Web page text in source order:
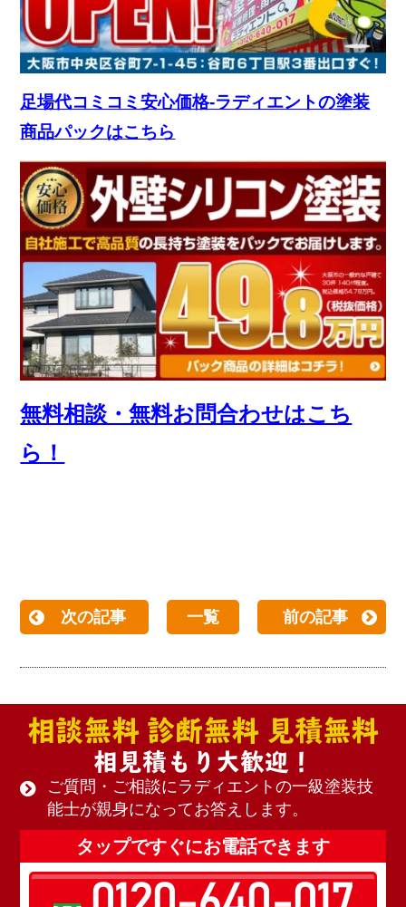
足場代コミコミ安心価格-ラディエントの塗装
商品パックはこちら
無料相談・無料お問合わせはこち
ら！
次の記事 一覧 前の記事
相談無料 診断無料 見積無料
相見積もり大歓迎！
ご質問・ご相談にラディエントの一級塗装技
能士が親身になってお答えします。
タップですぐにお電話できます